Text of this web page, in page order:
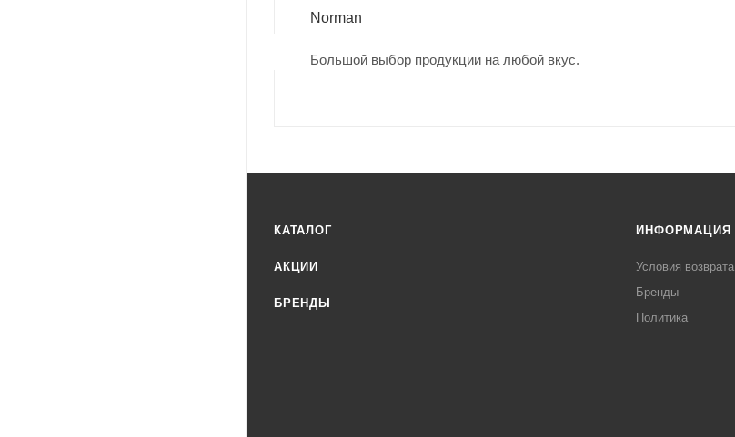
Norman
Большой выбор продукции на любой вкус.
КАТАЛОГ
АКЦИИ
БРЕНДЫ
ИНФОРМАЦИЯ
Условия возврата
Бренды
Политика